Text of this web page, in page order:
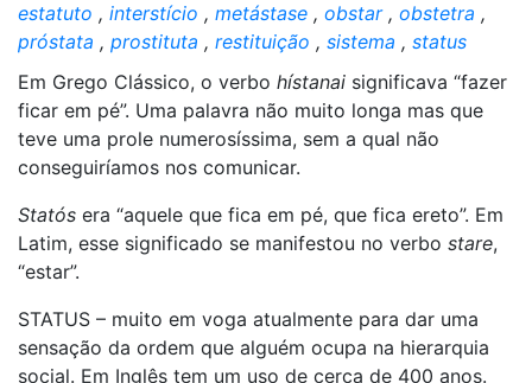
estatuto , interstício , metástase , obstar, obstetra ,
próstata , prostituta , restituição , sistema , status
Em Grego Clássico, o verbo hístanai significava “fazer
ficar em pé”. Uma palavra não muito longa mas que
teve uma prole numerosíssima, sem a qual não
conseguiríamos nos comunicar.
Statós era “aquele que fica em pé, que fica ereto”. Em
Latim, esse significado se manifestou no verbo stare,
“estar”.
STATUS – muito em voga atualmente para dar uma
sensação da ordem que alguém ocupa na hierarquia
social. Em Inglês tem um uso de cerca de 400 anos.